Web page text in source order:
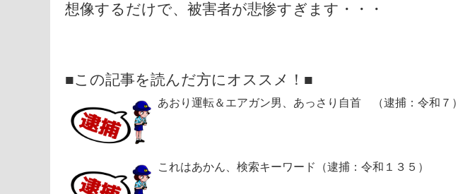
想像するだけで、被害者が悲惨すぎます・・・
■この記事を読んだ方にオススメ！■
あおり運転＆エアガン男、あっさり自首 （逮捕：令和７）
これはあかん、検索キーワード（逮捕：令和１３５）